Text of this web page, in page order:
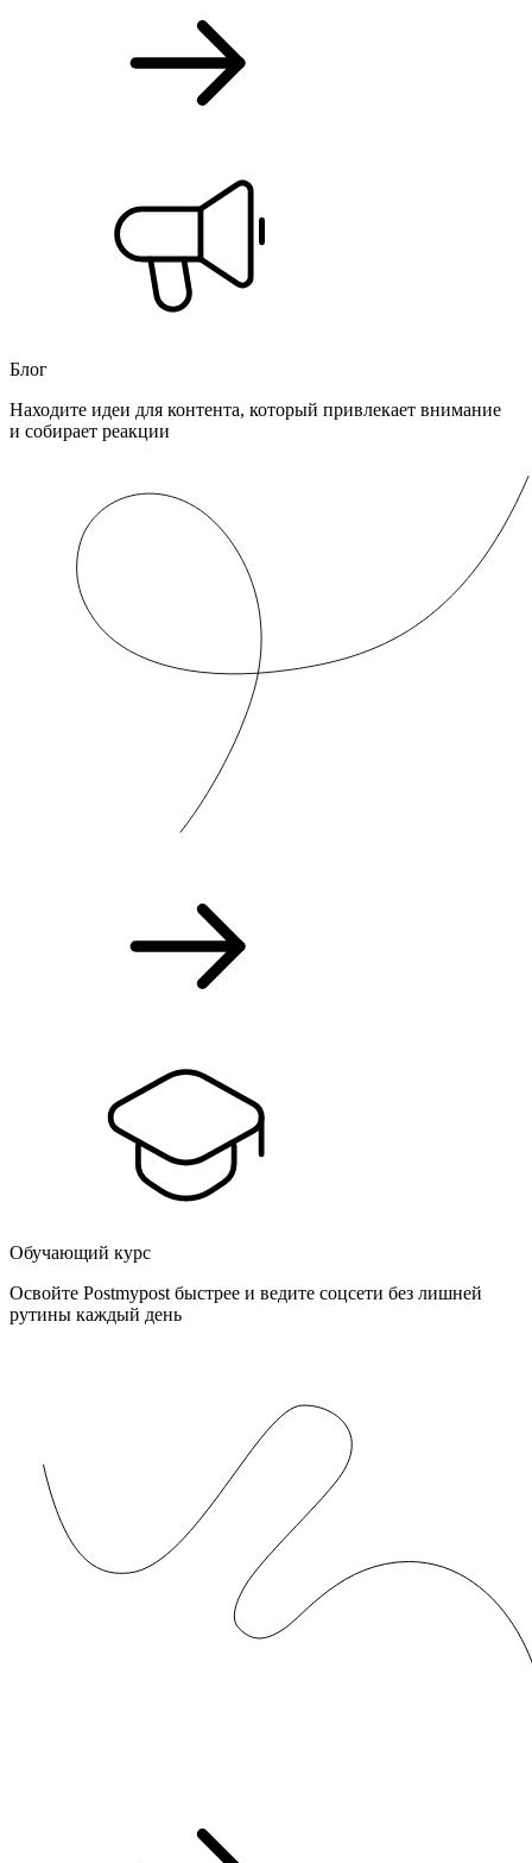
Блог
Находите идеи для контента, который привлекает внимание
и собирает реакции
Обучающий курс
Освойте Postmypost быстрее и ведите соцсети без лишней
рутины каждый день